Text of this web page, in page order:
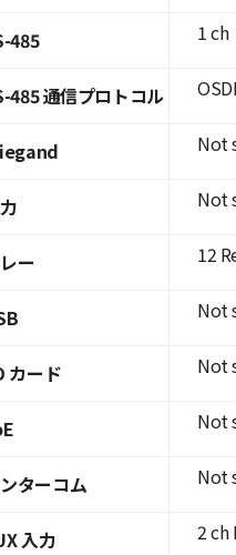
485
485 通信プロトコル
ー
カード
ターコム
入力
1 ch
Not
Not
12
Not
Not
Not
Not
2